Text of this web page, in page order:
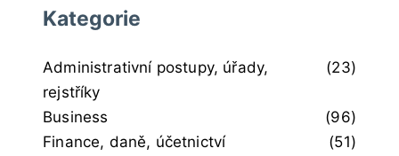
Kategorie
Administrativní postupy, úřady,
rejstříky
(23)
Business
(96)
Finance, daně, účetnictví
(51)